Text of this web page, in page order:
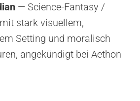
— Science-Fantasy /
stark visuellem,
Setting und moralisch
angekündigt bei Aethon